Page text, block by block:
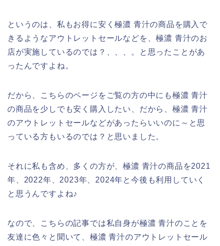
というのは、私もお得に安く極濃 青汁の商品を購入で
きるようなアウトレットセールなどを、極濃 青汁のお
店が実施しているのでは？、、、。と思ったことがあ
ったんですよね。
だから、こちらのページをご覧の方の中にも極濃 青汁
の商品を少しでも安く購入したい、だから、極濃 青汁
のアウトレットセールなどがあったらいいのに～と思
っている方もいるのでは？と思いました。
それに私も含め、多くの方が、極濃 青汁の商品を2021
年、2022年、2023年、2024年と今後も利用していく
と思うんですよね♪
なので、こちらの記事では私自身が極濃 青汁のことを
友達に色々と聞いて、極濃 青汁のアウトレットセール